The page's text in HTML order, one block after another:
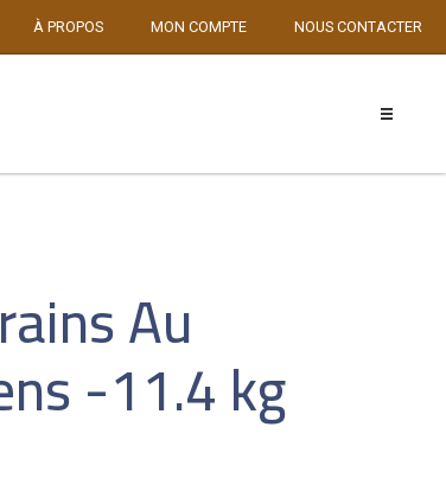
À PROPOS MON COMPTE NOUS CONTACTER
Au
-11.4 kg